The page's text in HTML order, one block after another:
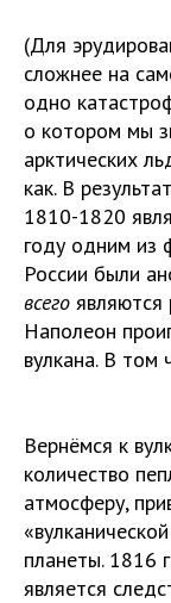
(Для
сложнее на
одно
о котором мы
арктических
как. В
1810-1820
году одним из
России были
всего являются
Наполеон
вулкана. В том
Вернёмся к
количество
атмосферу,
планеты. 1816
является